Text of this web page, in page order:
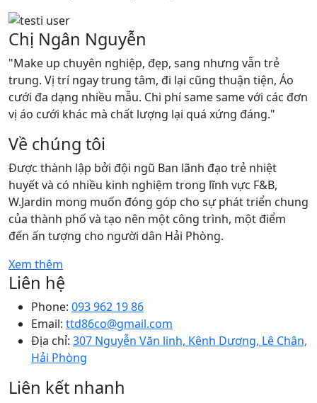
Chị Ngân Nguyễn
"Make up chuyên nghiệp, đẹp, sang nhưng vẫn trẻ
trung. Vị trí ngay trung tâm, đi lại cũng thuận tiện, Áo
cưới đa dạng nhiều mẫu. Chi phí same same với các đơn
vị áo cưới khác mà chất lượng lại quá xứng đáng."
Về chúng tôi
Được thành lập bởi đội ngũ Ban lãnh đạo trẻ nhiệt
huyết và có nhiều kinh nghiệm trong lĩnh vực F&B,
W.Jardin mong muốn đóng góp cho sự phát triển chung
của thành phố và tạo nên một công trình, một điểm
đến ấn tượng cho người dân Hải Phòng.
Xem thêm
Liên hệ
Phone: 093 962 19 86
Email: ttd86co@gmail.com
Địa chỉ: 307 Nguyễn Văn linh, Kênh Dương, Lê Chân,
Hải Phòng
Liên kết nhanh